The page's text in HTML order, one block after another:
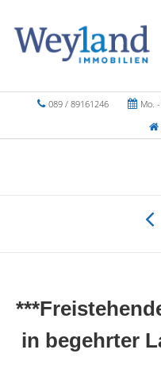
089 / 89161246 Mo.
in begehrter